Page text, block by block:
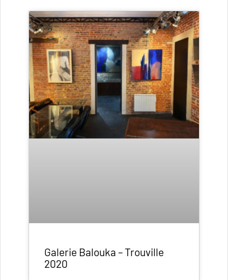
Galerie Balouka – Trouville
2020